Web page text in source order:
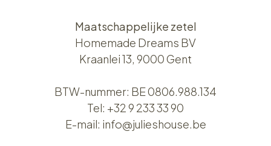
Maatschappelijke zetel
Homemade Dreams BV
Kraanlei 13, 9000 Gent
BTW-nummer: BE 0806.988.134
Tel: +32 9 233 33 90
E-mail: info@julieshouse.be